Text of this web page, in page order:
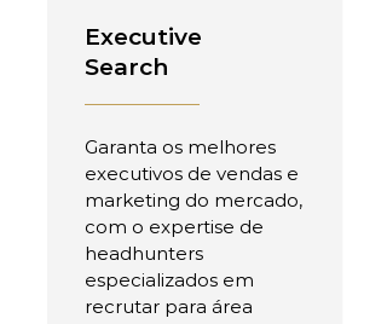
Executive
Search
Garanta os melhores
executivos de vendas e
marketing do mercado,
com o expertise de
headhunters
especializados em
recrutar para área